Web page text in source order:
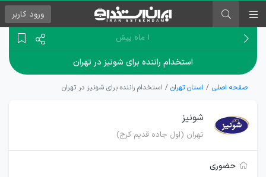
ورود کاربر
۱ ماه پیش
استخدام راننده برای شونیز در تهران
صفحه اصلی استان تهران استخدام راننده برای شونیز در تهران
شونیز
تهران (اول جاده قدیم کرج)
حضوری